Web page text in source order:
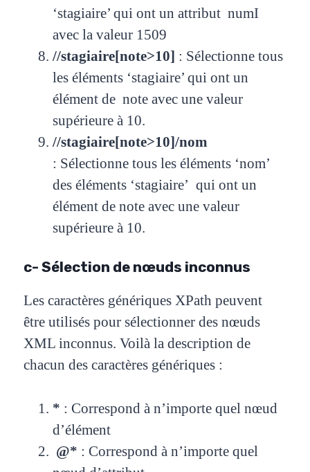
‘stagiaire’ qui ont un attribut numI
avec la valeur 1509
//stagiaire[note>10] : Sélectionne tous
les éléments ‘stagiaire’ qui ont un
élément de note avec une valeur
supérieure à 10.
//stagiaire[note>10]/nom
: Sélectionne tous les éléments ‘nom’
des éléments ‘stagiaire’ qui ont un
élément de note avec une valeur
supérieure à 10.
c- Sélection de nœuds inconnus
Les caractères génériques XPath peuvent
être utilisés pour sélectionner des nœuds
XML inconnus. Voilà la description de
chacun des caractères génériques :
* : Correspond à n’importe quel nœud
d’élément
@* : Correspond à n’importe quel